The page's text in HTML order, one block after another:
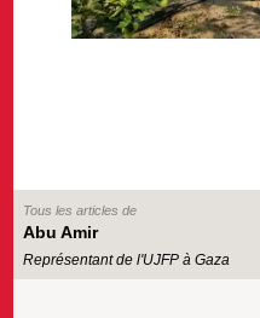
Tous les articles de
Abu Amir
Représentant de l'UJFP à Gaza